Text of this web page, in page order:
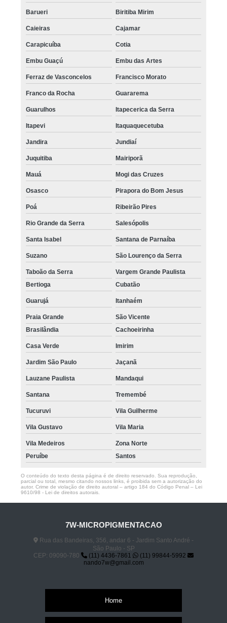
Barueri Biritiba Mirim
Caieiras Cajamar
Carapicuíba Cotia
Embu Guaçú Embu das Artes
Ferraz de Vasconcelos Francisco Morato
Franco da Rocha Guararema
Guarulhos Itapecerica da Serra
Itapevi Itaquaquecetuba
Jandira Jundiaí
Juquitiba Mairiporã
Mauá Mogi das Cruzes
Osasco Pirapora do Bom Jesus
Poá Ribeirão Pires
Rio Grande da Serra Salesópolis
Santa Isabel Santana de Parnaíba
Suzano São Lourenço da Serra
Taboão da Serra
Vargem Grande Paulista
Bertioga
Cubatão
Guarujá Itanhaém
Praia Grande
São Vicente
Brasilândia
Cachoeirinha
Casa Verde Imirim
Jardim São Paulo Jaçanã
Lauzane Paulista Mandaqui
Santana Tremembé
Tucuruvi Vila Guilherme
Vila Gustavo Vila Maria
Vila Medeiros
Zona Norte
Peruíbe
Santos
O conteúdo do texto desta página é de direito reservado. Sua reprodução,
parcial ou total, mesmo citando nossos links, é proibida sem a autorização do
autor. Crime de violação de direito autoral – artigo 184 do Código Penal – Lei
9610/98 - Lei de direitos autorais
7W-MICROPIGMENTACAO
Rua das Bandeiras, 356, andar 6 - Jardim Santo André -
São Paulo - SP
CEP: 09090-780
(11) 4436-7861
(11) 99844-5992
nando7w@gmail.com
Home